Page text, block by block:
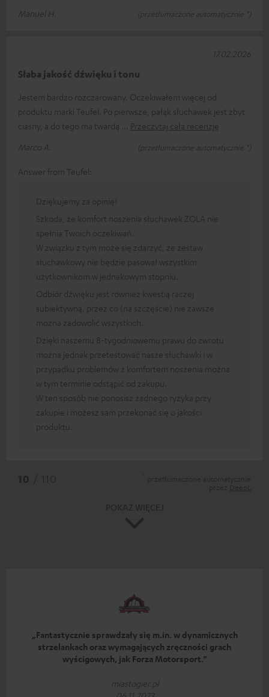
Manuel H.
(przetłumaczone automatycznie *)
Słaba jakość dźwięku i tonu
Jestem bardzo rozczarowany. Oczekiwałem więcej od
produktu marki Teufel. Po pierwsze, pałąk słuchawek jest zbyt
ciasny, a do tego ma twardą
Przeczytaj całą recenzję
Marco A.
(przetłumaczone automatycznie *)
17.02.2026
Answer from Teufel:
Dziękujemy za opinię!
Szkoda, że komfort noszenia słuchawek ZOLA nie
spełnia Twoich oczekiwań.
W związku z tym może się zdarzyć, że zestaw
słuchawkowy nie będzie pasował wszystkim
użytkownikom w jednakowym stopniu.
Odbiór dźwięku jest również kwestią raczej
subiektywną, przez co (na szczęście) nie zawsze
można zadowolić wszystkich.
Dzięki naszemu 8-tygodniowemu prawu do zwrotu
można jednak przetestować nasze słuchawki i w
przypadku problemów z komfortem noszenia można
w tym terminie odstąpić od zakupu.
W ten sposób nie ponosisz żadnego ryzyka przy
zakupie i możesz sam przekonać się o jakości
produktu.
„Fantastycznie sprawdzały się m.in. w dynamicznych
strzelankach oraz wymagających zręczności grach
wyścigowych, jak Forza Motorsport.”
miastogier.pl